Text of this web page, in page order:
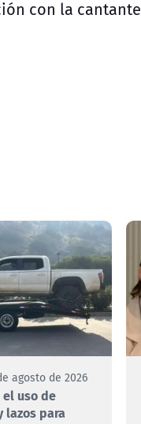
con la cantante
agosto de 2026
uso de
lazos para